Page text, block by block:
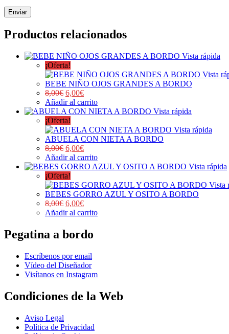
Productos relacionados
Vista rápida
¡Oferta!
Vista
BEBE NIÑO OJOS GRANDES A BORDO
8,00€ 6,00€
Añadir al carrito
Vista rápida
¡Oferta!
Vista rápida
ABUELA CON NIETA A BORDO
8,00€ 6,00€
Añadir al carrito
Vista rápida
¡Oferta!
Vista
BEBES GORRO AZUL Y OSITO A BORDO
8,00€ 6,00€
Añadir al carrito
Pegatina a bordo
Escríbenos por email
Vídeo del Diseñador
Visítanos en Instagram
Condiciones de la Web
Aviso Legal
Política de Privacidad